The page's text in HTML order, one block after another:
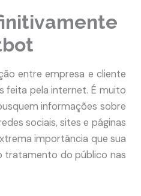
entre empresa e cliente
feita pela internet. É muito
informações sobre
sociais, sites e páginas
importância que sua
tratamento do público nas